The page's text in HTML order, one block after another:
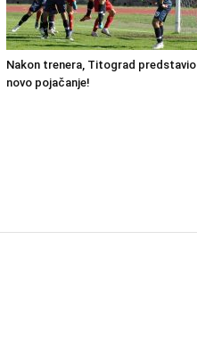
Nakon trenera, Titograd predstavio
novo pojačanje!